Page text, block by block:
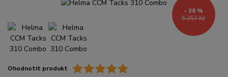
5 257 Kč
- 30 %
Ohodnotit produkt